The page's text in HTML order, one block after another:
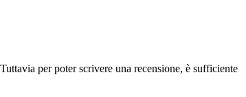
per poter scrivere una recensione, è sufficiente